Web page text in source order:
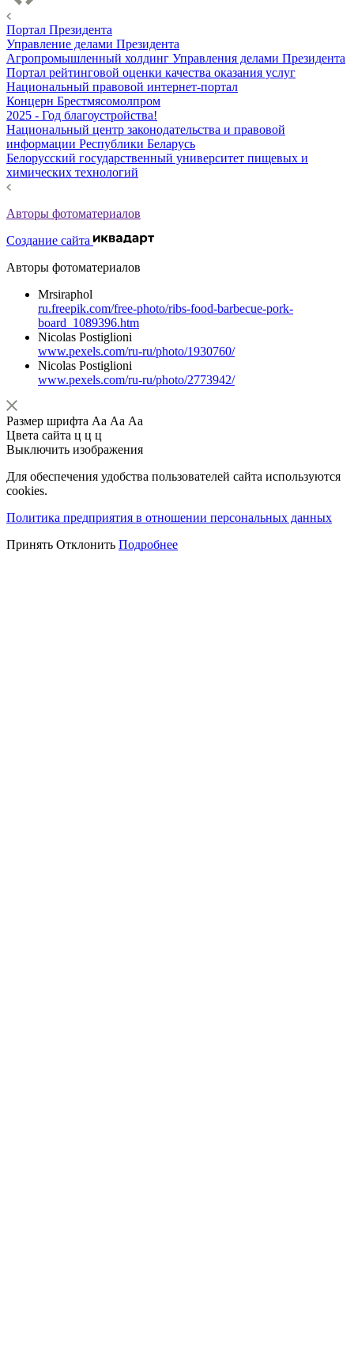
Портал Президента
Управление делами Президента
Агропромышленный холдинг Управления делами Президента
Портал рейтинговой оценки качества оказания услуг
Национальный правовой интернет-портал
Концерн Брестмясомолпром
2025 - Год благоустройства!
Национальный центр законодательства и правовой
информации Республики Беларусь
Белорусский государственный университет пищевых и
химических технологий
Авторы фотоматериалов
Создание сайта
Авторы фотоматериалов
Mrsiraphol
ru.freepik.com/free-photo/ribs-food-barbecue-pork-
board_1089396.htm
Nicolas Postiglioni
www.pexels.com/ru-ru/photo/1930760/
Nicolas Postiglioni
www.pexels.com/ru-ru/photo/2773942/
Размер шрифта Аа Аа Аа
Цвета сайта ц ц ц
Выключить изображения
Для обеспечения удобства пользователей сайта используются
cookies.
Политика предприятия в отношении персональных данных
Принять Отклонить Подробнее